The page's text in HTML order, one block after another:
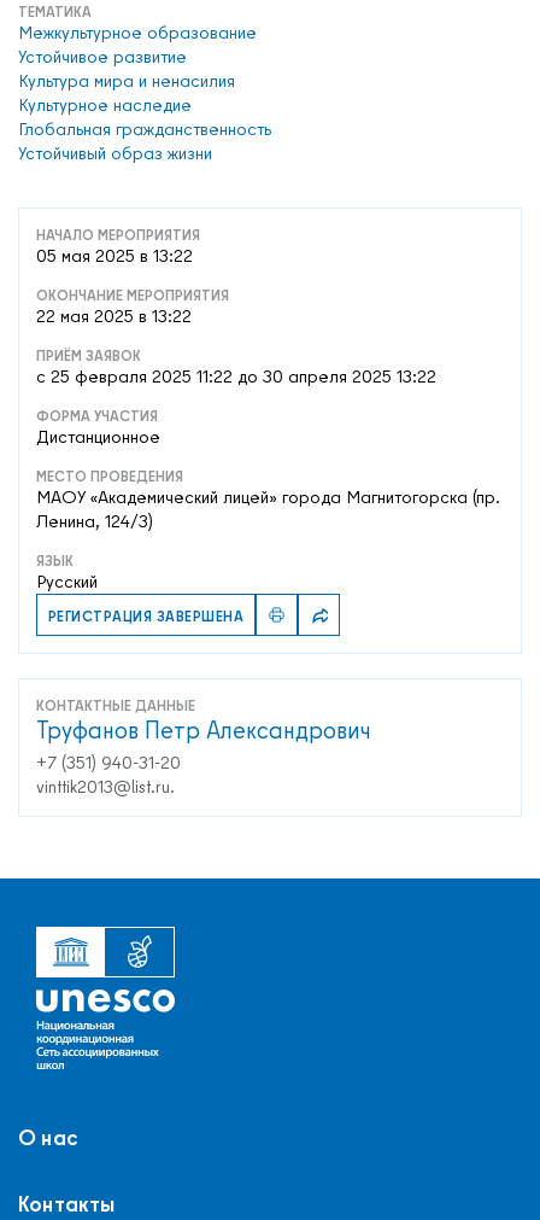
ТЕМАТИКА
Межкультурное образование
Устойчивое развитие
Культура мира и ненасилия
Культурное наследие
Глобальная гражданственность
Устойчивый образ жизни
НАЧАЛО МЕРОПРИЯТИЯ
05 мая 2025 в 13:22
ОКОНЧАНИЕ МЕРОПРИЯТИЯ
22 мая 2025 в 13:22
ПРИЁМ ЗАЯВОК
c 25 февраля 2025 11:22 до 30 апреля 2025 13:22
ФОРМА УЧАСТИЯ
Дистанционное
МЕСТО ПРОВЕДЕНИЯ
МАОУ «Академический лицей» города Магнитогорска (пр.
Ленина, 124/3)
ЯЗЫК
Русский
РЕГИСТРАЦИЯ ЗАВЕРШЕНА
КОНТАКТНЫЕ ДАННЫЕ
Труфанов Петр Александрович
+7 (351) 940-31-20
vinttik2013@list.ru.
О нас
Контакты